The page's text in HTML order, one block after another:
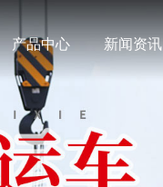
产品中心 新闻资讯